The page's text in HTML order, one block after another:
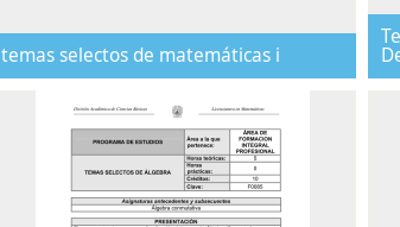
temas selectos de matemáticas i